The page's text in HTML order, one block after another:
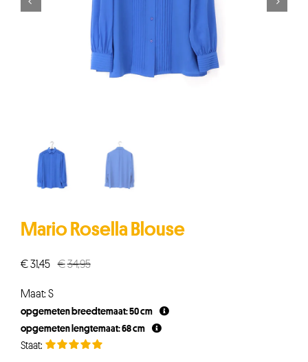
Mario Rosella Blouse
€34,95Oorspronkelijke
€34,95.
€31,45
Huidige
€31,45.
Maat: S
opgemeten breedtemaat: 50 cm
opgemeten lengtemaat: 68 cm